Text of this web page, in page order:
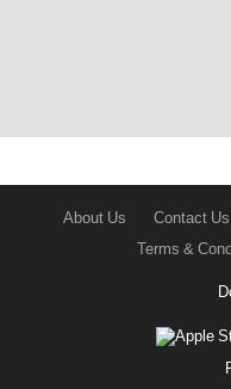
About Us Contact Us
Terms &